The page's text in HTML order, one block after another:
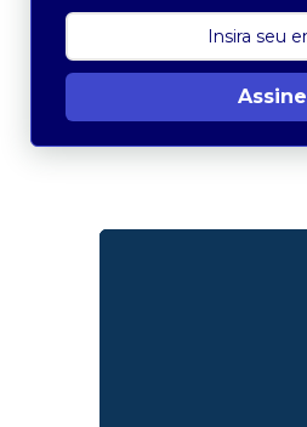
Assine